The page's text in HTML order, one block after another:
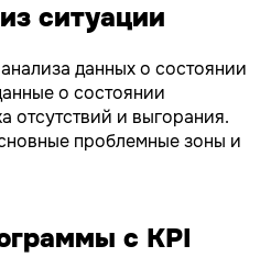
ситуации
данных о состоянии
о состоянии
отсутствий и выгорания.
проблемные зоны и
с KPI